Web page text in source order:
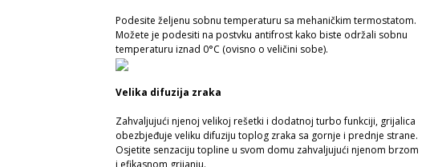
Podesite željenu sobnu temperaturu sa mehaničkim termostatom.
Možete je podesiti na postvku antifrost kako biste održali sobnu
temperaturu iznad 0°C (ovisno o veličini sobe).
Velika difuzija zraka
Zahvaljujući njenoj velikoj rešetki i dodatnoj turbo funkciji, grijalica
obezbjeđuje veliku difuziju toplog zraka sa gornje i prednje strane.
Osjetite senzaciju topline u svom domu zahvaljujući njenom brzom